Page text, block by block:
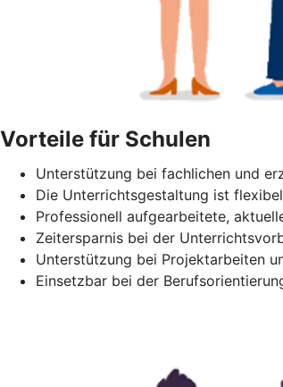
Vorteile für Schulen
Unterstützung bei fachlichen und
Die Unterrichtsgestaltung ist
Professionell aufgearbeitete,
Zeitersparnis bei der
Unterstützung bei Projektarbeiten
Einsetzbar bei der